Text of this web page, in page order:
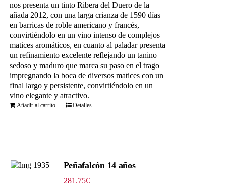
nos presenta un tinto Ribera del Duero de la
añada 2012, con una larga crianza de 1590 días
en barricas de roble americano y francés,
convirtiéndolo en un vino intenso de complejos
matices aromáticos, en cuanto al paladar presenta
un refinamiento excelente reflejando un tanino
sedoso y maduro que marca su paso en el trago
impregnando la boca de diversos matices con un
final largo y persistente, convirtiéndolo en un
vino elegante y atractivo.
Añadir al carrito Detalles
Peñafalcón 14 años
281.75€